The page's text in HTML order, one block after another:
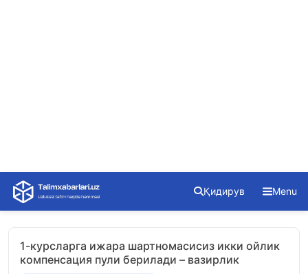
Skip
content
Қидирув Menu
1-курсларга ижара шартномасисиз икки ойлик
компенсация пули берилади – вазирлик